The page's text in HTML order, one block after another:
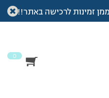
זמינות לרכישה באתר!!
0